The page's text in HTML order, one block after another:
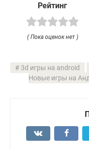
Рейтинг
( Пока оценок нет )
3d игры на android
Новые игры на